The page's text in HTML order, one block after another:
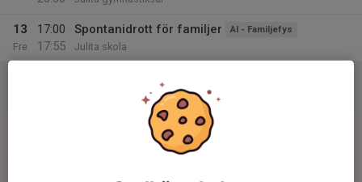
13
Fre
17:00
17:55
Spontanidrott för familjer AI - Familjefys
Julita skola
FB - Pojkar 2013-2014
Julita gymnastiksal